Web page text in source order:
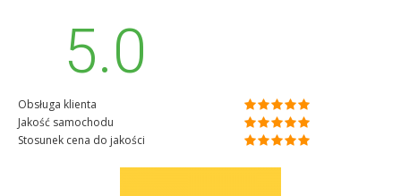
5.0
Obsługa klienta
Jakość samochodu
Stosunek cena do jakości